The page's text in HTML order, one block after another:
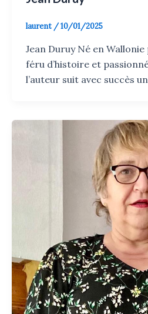
laurent /10/01/2025
Jean Duruy Né en
féru d’histoire et
l’auteur suit avec succès